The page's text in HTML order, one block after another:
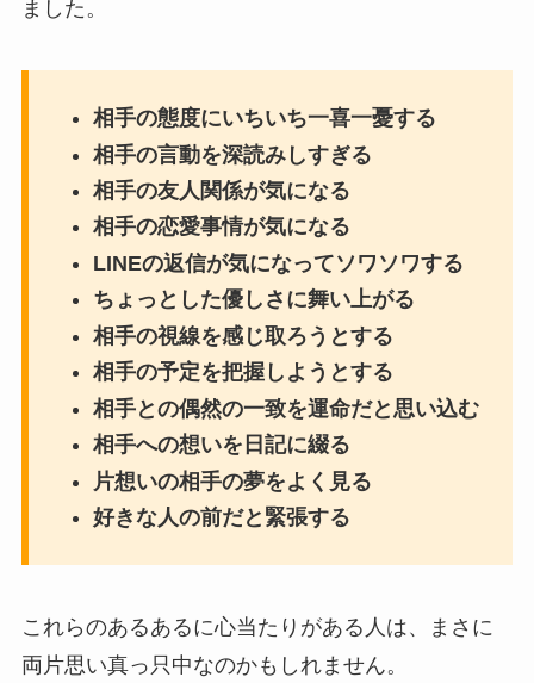
ました。
相手の態度にいちいち一喜一憂する
相手の言動を深読みしすぎる
相手の友人関係が気になる
相手の恋愛事情が気になる
LINEの返信が気になってソワソワする
ちょっとした優しさに舞い上がる
相手の視線を感じ取ろうとする
相手の予定を把握しようとする
相手との偶然の一致を運命だと思い込む
相手への想いを日記に綴る
片想いの相手の夢をよく見る
好きな人の前だと緊張する
これらのあるあるに心当たりがある人は、まさに
両片思い真っ只中なのかもしれません。